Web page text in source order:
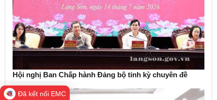
Hội nghị Ban Chấp hành Đảng bộ tỉnh kỳ chuyên đề
Đã kết nối EMC